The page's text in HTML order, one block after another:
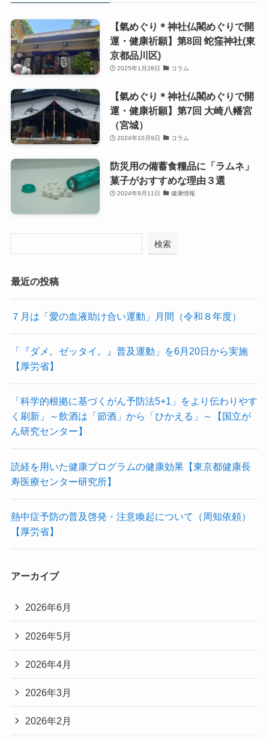
【氣めぐり＊神社仏閣めぐりで開
運・健康祈願】第8回 蛇窪神社(東
京都品川区)
2025年1月28日 コラム
【氣めぐり＊神社仏閣めぐりで開
運・健康祈願】第7回 大崎八幡宮
（宮城）
2024年10月9日 コラム
防災用の備蓄食糧品に「ラムネ」
菓子がおすすめな理由３選
2024年9月11日 健康情報
検索
最近の投稿
７月は「愛の血液助け合い運動」月間（令和８年度）
「『ダメ。ゼッタイ。』普及運動」を6月20日から実施
【厚労省】
「科学的根拠に基づくがん予防法5+1」をより伝わりやす
く刷新」～飲酒は「節酒」から「ひかえる」～【国立が
ん研究センター】
読経を用いた健康プログラムの健康効果【東京都健康長
寿医療センター研究所】
熱中症予防の普及啓発・注意喚起について（周知依頼）
【厚労省】
アーカイブ
2026年6月
2026年5月
2026年4月
2026年3月
2026年2月